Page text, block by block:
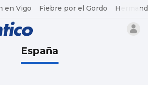
en Vigo Fiebre por el Gordo
España